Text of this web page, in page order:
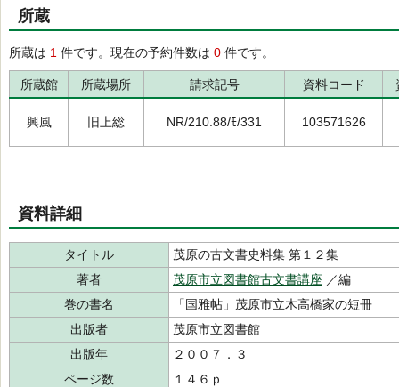
所蔵
所蔵は 1 件です。現在の予約件数は 0 件です。
所蔵館 所蔵場所 請求記号 資料コード
興風 旧上総 NR/210.88/ﾓ/331 103571626
資料詳細
タイトル
茂原の古文書史料集 第１２集
著者
茂原市立図書館古文書講座 ／編
巻の書名
「国雅帖」茂原市立木高橋家の短冊
出版者
茂原市立図書館
出版年
２００７．３
ページ数
１４６ｐ